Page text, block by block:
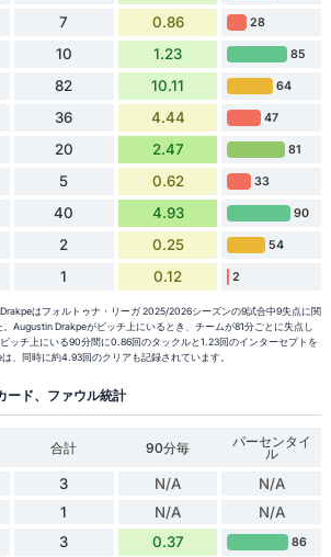
7 0.86 28
10 1.23 85
82 10.11 64
36 4.44 47
20 2.47 81
5 0.62 33
40 4.93 90
2 0.25 54
1 0.12 2
はフォルトゥナ・リーガ 2025/2026シーズンの9試合中9失点に関
Augustin Drakpeがピッチ上にいるとき、チームが81分ごとに失点し
ッチ上にいる90分間に0.86回のタックルと1.23回のインターセプトを
、同時に約4.93回のクリアも記録されています。
ード、ファウル統計
合計 90分毎 パーセンタイ
ル
3 N/A N/A
1 N/A N/A
3 0.37 86